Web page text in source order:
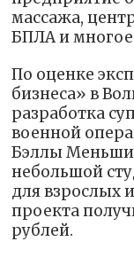
массажа,
БПЛА и многое
По оценке
бизнеса» в
разработка
военной
Бэллы
небольшой
для взрослых
проекта
рублей.